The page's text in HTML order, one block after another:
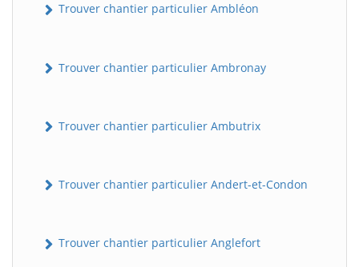
Trouver chantier particulier Ambléon
Trouver chantier particulier Ambronay
Trouver chantier particulier Ambutrix
Trouver chantier particulier Andert-et-Condon
Trouver chantier particulier Anglefort